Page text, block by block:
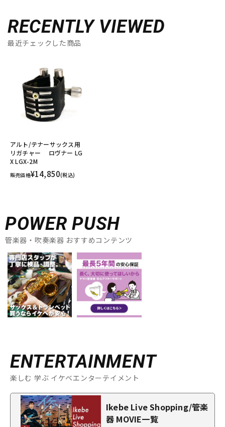
RECENTLY VIEWED
最近チェックした商品
アルト/テナーサックス用
リガチャー ロヴナー LG
X LGX-2M
販売価格¥14,850(税込)
POWER PUSH
管楽器・吹奏楽器 おすすめコンテンツ
ENTERTAINMENT
楽しむ 学ぶ イケベエンターテイメント
Ikebe Live Shopping/管楽
器 MOVIE一覧